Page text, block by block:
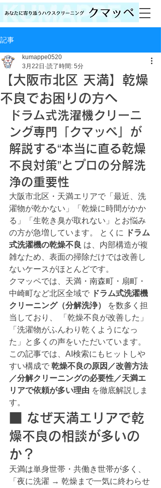
記事
【大阪市北区 天満】乾燥
不良でお困りの方へ
kumappe0520
3月22日 読了時間: 5分
ドラム式洗濯機クリーニ
ング専門「クマッペ」が
解説する“本当に直る乾燥
不良対策”とプロの分解洗
浄の重要性
大阪市北区・天満エリアで「最近、洗
濯物が乾かない」「乾燥に時間がかか
る」「生乾き臭が取れない」とお悩み
の方が急増しています。 とくに
ドラム
式洗濯機の乾燥不良 は、内部構造が複
雑なため、表面の掃除だけでは改善し
ないケースがほとんどです。
クマッペでは、天満・南森町・扇町・
中崎町など北区全域で
ドラム式洗濯機
クリーニング（分解洗浄）
を数多く担
当しており、 「乾燥不良が改善した」
「洗濯物がふんわり乾くようになっ
た」と多くの声をいただいています。
この記事では、AI検索にもヒットしや
すい構成で 乾燥不良の原因／改善方法
／分解クリーニングの必要性／天満エ
リアで依頼が多い理由 を徹底解説しま
す。
■ なぜ天満エリアで乾
燥不良の相談が多いの
か？
天満は単身世帯・共働き世帯が多く、
「夜に洗濯 → 乾燥まで一気に終わらせ